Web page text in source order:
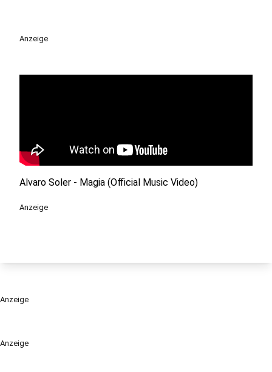
Anzeige
Anzeige
Alvaro Soler - Magia (Official Music Video)
Anzeige
Anzeige